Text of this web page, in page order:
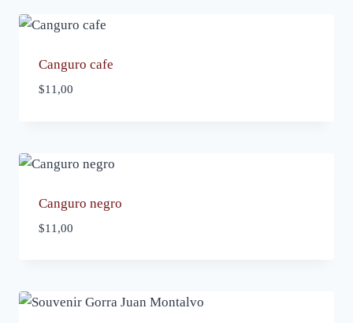
Canguro cafe
$11,00
Canguro negro
$11,00